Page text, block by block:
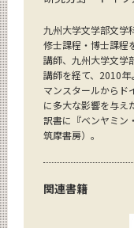
九州大学文学部文学
修士課程・博士課程
講師、九州大学文学
講師を経て、2010
マンスタールからド
に多大な影響を与え
訳書に『ベンヤミン
筑摩書房）。
関連書籍